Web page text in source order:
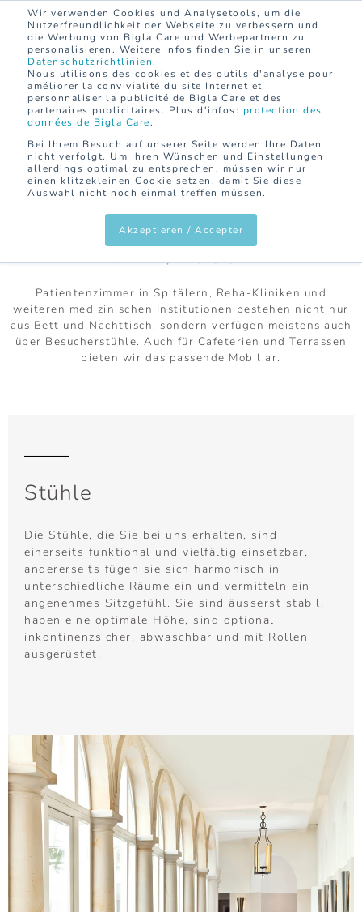
Wir verwenden Cookies und Analysetools, um die
Nutzerfreundlichkeit der Webseite zu verbessern und
die Werbung von Bigla Care und Werbepartnern zu
personalisieren. Weitere Infos finden Sie in unseren
Datenschutzrichtlinien.
Nous utilisons des cookies et des outils d'analyse pour
améliorer la convivialité du site Internet et
personnaliser la publicité de Bigla Care et des
partenaires publicitaires. Plus d'infos: protection des
données de Bigla Care.
Bei Ihrem Besuch auf unserer Seite werden Ihre Daten
nicht verfolgt. Um Ihren Wünschen und Einstellungen
allerdings optimal zu entsprechen, müssen wir nur
einen klitzekleinen Cookie setzen, damit Sie diese
Auswahl nicht noch einmal treffen müssen.
Akzeptieren / Accepter
KONTAKT DE FR
HOME SPITAL
MÖBLIERUNG UND
INNEN/AUSSEN
SITZMÖBEL UND TISCHE
INNEN/AUSSEN
Patientenzimmer in Spitälern, Reha-Kliniken und
weiteren medizinischen Institutionen bestehen nicht nur
aus Bett und Nachttisch, sondern verfügen meistens auch
über Besucherstühle. Auch für Cafeterien und Terrassen
bieten wir das passende Mobiliar.
Stühle
Die Stühle, die Sie bei uns erhalten, sind
einerseits funktional und vielfältig einsetzbar,
andererseits fügen sie sich harmonisch in
unterschiedliche Räume ein und vermitteln ein
angenehmes Sitzgefühl. Sie sind äusserst stabil,
haben eine optimale Höhe, sind optional
inkontinenzsicher, abwaschbar und mit Rollen
ausgerüstet.